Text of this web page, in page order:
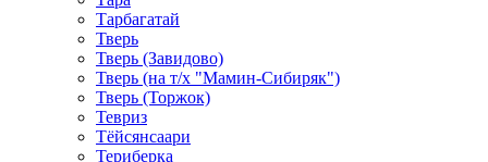
Тарбагатай
Тверь
Тверь (Завидово)
Тверь (на т/х "Мамин-Сибиряк")
Тверь (Торжок)
Тевриз
Тёйсянсаари
Териберка